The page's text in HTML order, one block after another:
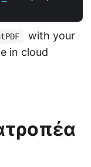
with your
in cloud